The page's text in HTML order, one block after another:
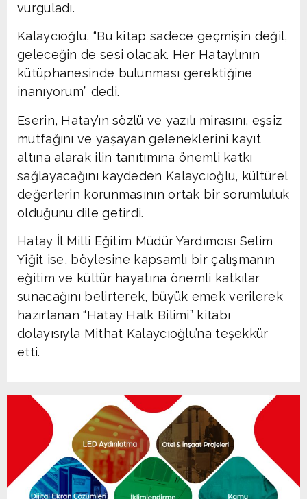
vurguladı.
Kalaycıoğlu, “Bu kitap sadece geçmişin değil,
geleceğin de sesi olacak. Her Hataylının
kütüphanesinde bulunması gerektiğine
inanıyorum” dedi.
Eserin, Hatay’ın sözlü ve yazılı mirasını, eşsiz
mutfağını ve yaşayan geleneklerini kayıt
altına alarak ilin tanıtımına önemli katkı
sağlayacağını kaydeden Kalaycıoğlu, kültürel
değerlerin korunmasının ortak bir sorumluluk
olduğunu dile getirdi.
Hatay İl Milli Eğitim Müdür Yardımcısı Selim
Yiğit ise, böylesine kapsamlı bir çalışmanın
eğitim ve kültür hayatına önemli katkılar
sunacağını belirterek, büyük emek verilerek
hazırlanan “Hatay Halk Bilimi” kitabı
dolayısıyla Mithat Kalaycıoğlu’na teşekkür
etti.